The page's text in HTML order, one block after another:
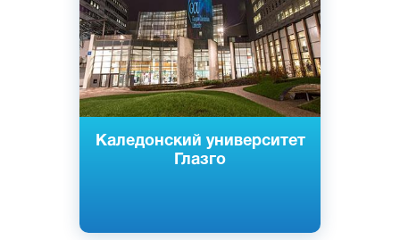
Каледонский университет
Глазго
Государственный